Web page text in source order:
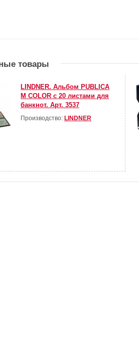
товары
LINDNER. Альбом PUBLICA
M COLOR с 20 листами для
банкнот. Арт. 3537
Производство: LINDNER